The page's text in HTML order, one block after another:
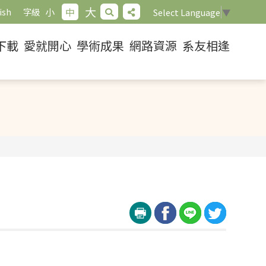
字級 小 中 大 Select Language ▼
載 愛就開心 學術成果 網路資源 系友相逢